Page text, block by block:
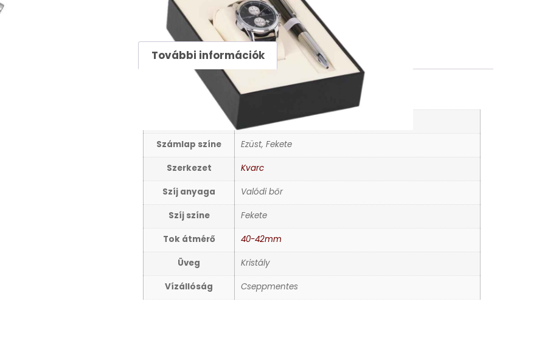
39900 Ft
További információk
TOVÁBBI INFORMÁCIÓK
Férfi karórák
Számlap színe Ezüst, Fekete
Szerkezet Kvarc
Szíj anyaga Valódi bőr
Szíj színe Fekete
Tok átmérő 40-42mm
Üveg Kristály
Vízállóság Cseppmentes